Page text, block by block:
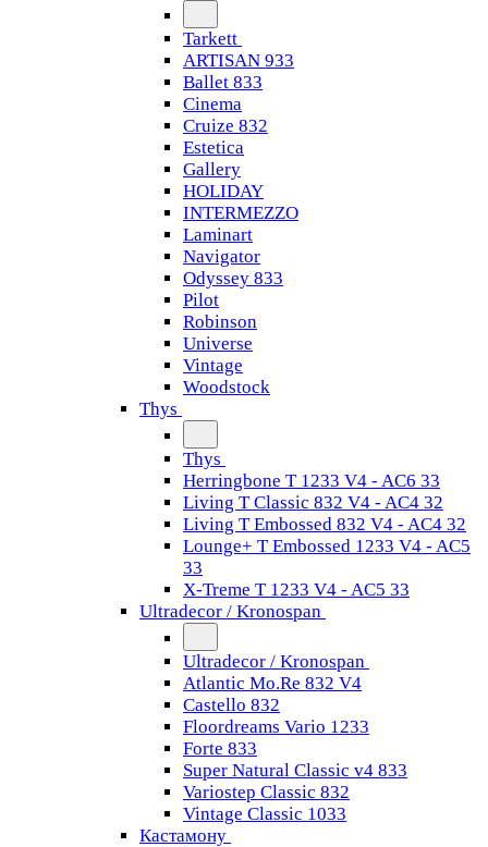
Tarkett
ARTISAN 933
Ballet 833
Cinema
Cruize 832
Estetica
Gallery
HOLIDAY
INTERMEZZO
Laminart
Navigator
Odyssey 833
Pilot
Robinson
Universe
Vintage
Woodstock
Thys
Thys
Herringbone T 1233 V4 - AC6 33
Living T Classic 832 V4 - AC4 32
Living T Embossed 832 V4 - AC4 32
Lounge+ T Embossed 1233 V4 - AC5
33
X-Treme T 1233 V4 - AC5 33
Ultradecor / Kronospan
Ultradecor / Kronospan
Atlantic Mo.Re 832 V4
Castello 832
Floordreams Vario 1233
Forte 833
Super Natural Classic v4 833
Variostep Classic 832
Vintage Classic 1033
Кастамону